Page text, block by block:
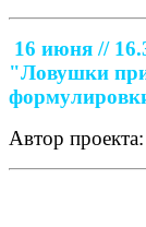
16 июня //
"Ловушки
Автор проекта: